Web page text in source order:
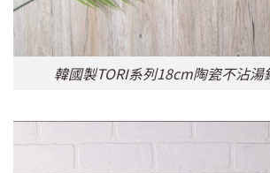
韓國製TORI系列18cm陶瓷不沾湯